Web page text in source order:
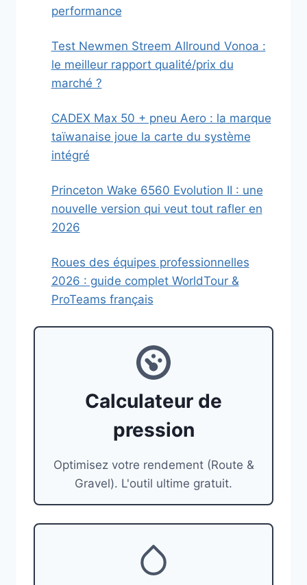
performance
Test Newmen Streem Allround Vonoa :
le meilleur rapport qualité/prix du
marché ?
CADEX Max 50 + pneu Aero : la marque
taïwanaise joue la carte du système
intégré
Princeton Wake 6560 Evolution II : une
nouvelle version qui veut tout rafler en
2026
Roues des équipes professionnelles
2026 : guide complet WorldTour &
ProTeams français
Calculateur de
pression
Optimisez votre rendement (Route &
Gravel). L'outil ultime gratuit.